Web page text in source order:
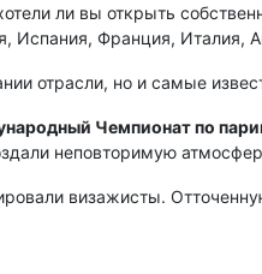
ли вы открыть
Испания, Франция, Италия,
отрасли, но и самые
Чемпионат по
неповторимую
визажисты.